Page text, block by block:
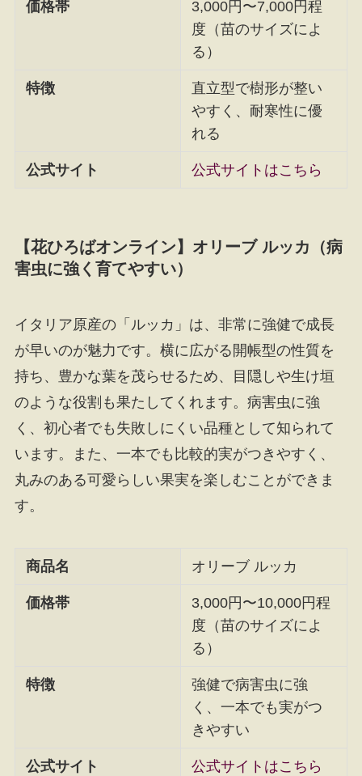
価格帯
3,000円〜7,000円程
度（苗のサイズによ
る）
特徴
直立型で樹形が整い
やすく、耐寒性に優
れる
公式サイト 公式サイトはこちら
【花ひろばオンライン】オリーブ ルッカ（病
害虫に強く育てやすい）
イタリア原産の「ルッカ」は、非常に強健で成長
が早いのが魅力です。横に広がる開帳型の性質を
持ち、豊かな葉を茂らせるため、目隠しや生け垣
のような役割も果たしてくれます。病害虫に強
く、初心者でも失敗しにくい品種として知られて
います。また、一本でも比較的実がつきやすく、
丸みのある可愛らしい果実を楽しむことができま
す。
商品名 オリーブ ルッカ
価格帯
3,000円〜10,000円程
度（苗のサイズによ
る）
特徴
強健で病害虫に強
く、一本でも実がつ
きやすい
公式サイト 公式サイトはこちら